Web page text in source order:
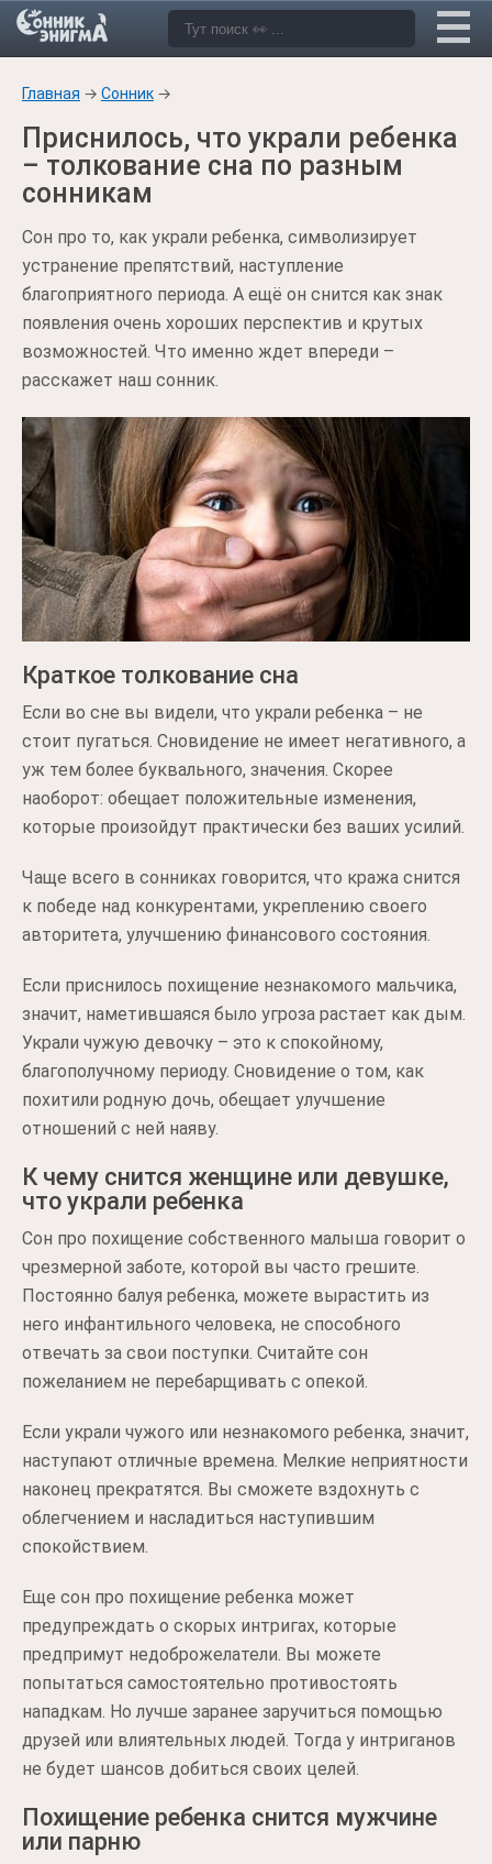
Главная → Сонник →
Приснилось, что украли ребенка
– толкование сна по разным
сонникам
Сон про то, как украли ребенка, символизирует
устранение препятствий, наступление
благоприятного периода. А ещё он снится как знак
появления очень хороших перспектив и крутых
возможностей. Что именно ждет впереди –
расскажет наш сонник.
Краткое толкование сна
Если во сне вы видели, что украли ребенка – не
стоит пугаться. Сновидение не имеет негативного, а
уж тем более буквального, значения. Скорее
наоборот: обещает положительные изменения,
которые произойдут практически без ваших усилий.
Чаще всего в сонниках говорится, что кража снится
к победе над конкурентами, укреплению своего
авторитета, улучшению финансового состояния.
Если приснилось похищение незнакомого мальчика,
значит, наметившаяся было угроза растает как дым.
Украли чужую девочку – это к спокойному,
благополучному периоду. Сновидение о том, как
похитили родную дочь, обещает улучшение
отношений с ней наяву.
К чему снится женщине или девушке,
что украли ребенка
Сон про похищение собственного малыша говорит о
чрезмерной заботе, которой вы часто грешите.
Постоянно балуя ребенка, можете вырастить из
него инфантильного человека, не способного
отвечать за свои поступки. Считайте сон
пожеланием не перебарщивать с опекой.
Если украли чужого или незнакомого ребенка, значит,
наступают отличные времена. Мелкие неприятности
наконец прекратятся. Вы сможете вздохнуть с
облегчением и насладиться наступившим
спокойствием.
Еще сон про похищение ребенка может
предупреждать о скорых интригах, которые
предпримут недоброжелатели. Вы можете
попытаться самостоятельно противостоять
нападкам. Но лучше заранее заручиться помощью
друзей или влиятельных людей. Тогда у интриганов
не будет шансов добиться своих целей.
Похищение ребенка снится мужчине
или парню